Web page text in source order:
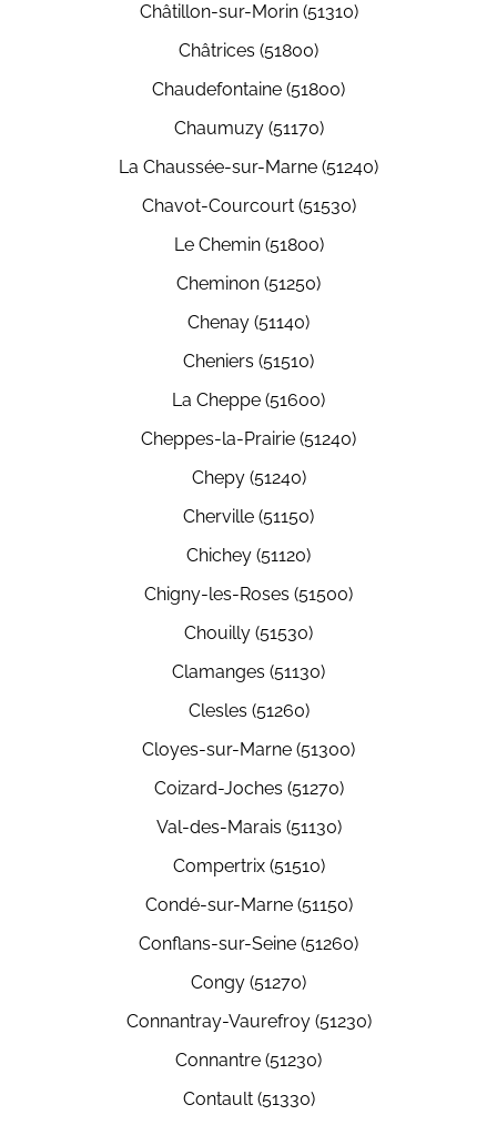
Châtillon-sur-Morin (51310)
Châtrices (51800)
Chaudefontaine (51800)
Chaumuzy (51170)
La Chaussée-sur-Marne (51240)
Chavot-Courcourt (51530)
Le Chemin (51800)
Cheminon (51250)
Chenay (51140)
Cheniers (51510)
La Cheppe (51600)
Cheppes-la-Prairie (51240)
Chepy (51240)
Cherville (51150)
Chichey (51120)
Chigny-les-Roses (51500)
Chouilly (51530)
Clamanges (51130)
Clesles (51260)
Cloyes-sur-Marne (51300)
Coizard-Joches (51270)
Val-des-Marais (51130)
Compertrix (51510)
Condé-sur-Marne (51150)
Conflans-sur-Seine (51260)
Congy (51270)
Connantray-Vaurefroy (51230)
Connantre (51230)
Contault (51330)